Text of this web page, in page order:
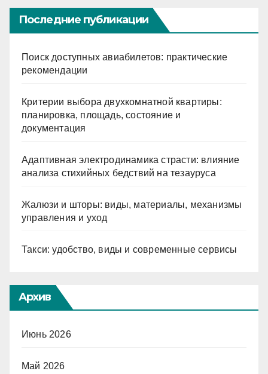
Последние публикации
Поиск доступных авиабилетов: практические
рекомендации
Критерии выбора двухкомнатной квартиры:
планировка, площадь, состояние и
документация
Адаптивная электродинамика страсти: влияние
анализа стихийных бедствий на тезауруса
Жалюзи и шторы: виды, материалы, механизмы
управления и уход
Такси: удобство, виды и современные сервисы
Архив
Июнь 2026
Май 2026